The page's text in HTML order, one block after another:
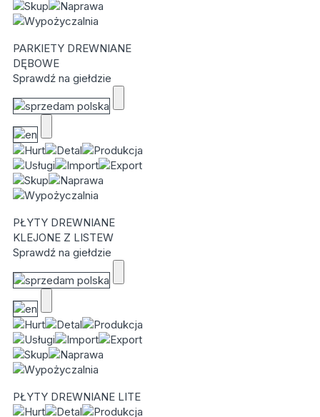
PARKIETY DREWNIANE
DĘBOWE
Sprawdź na giełdzie
PŁYTY DREWNIANE
KLEJONE Z LISTEW
Sprawdź na giełdzie
PŁYTY DREWNIANE LITE